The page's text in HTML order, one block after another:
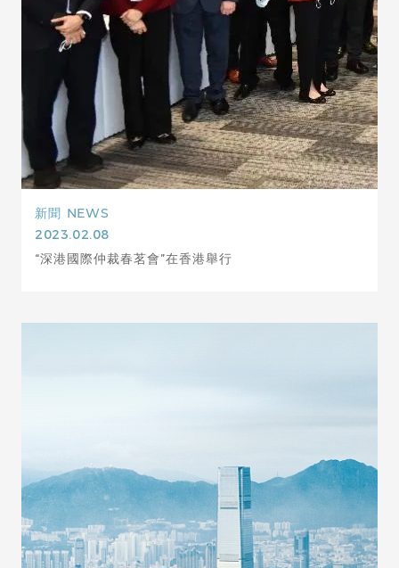
新聞 NEWS
2023.02.08
“深港國際仲裁春茗會”在香港舉行